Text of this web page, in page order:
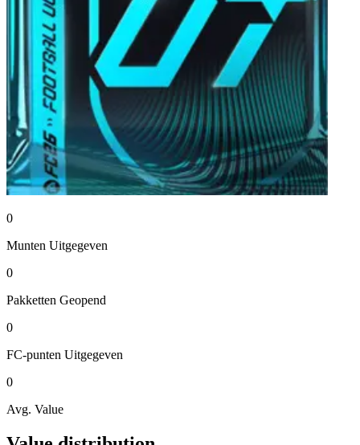
0
Munten Uitgegeven
0
Pakketten Geopend
0
FC-punten Uitgegeven
0
Avg. Value